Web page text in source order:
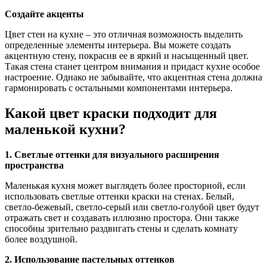
Создайте акценты
Цвет стен на кухне – это отличная возможность выделить
определенные элементы интерьера. Вы можете создать
акцентную стену, покрасив ее в яркий и насыщенный цвет.
Такая стена станет центром внимания и придаст кухне особое
настроение. Однако не забывайте, что акцентная стена должна
гармонировать с остальными компонентами интерьера.
Какой цвет краски подходит для
маленькой кухни?
1. Светлые оттенки для визуального расширения
пространства
Маленькая кухня может выглядеть более просторной, если
использовать светлые оттенки краски на стенах. Белый,
светло-бежевый, светло-серый или светло-голубой цвет будут
отражать свет и создавать иллюзию простора. Они также
способны зрительно раздвигать стены и сделать комнату
более воздушной.
2. Использование пастельных оттенков